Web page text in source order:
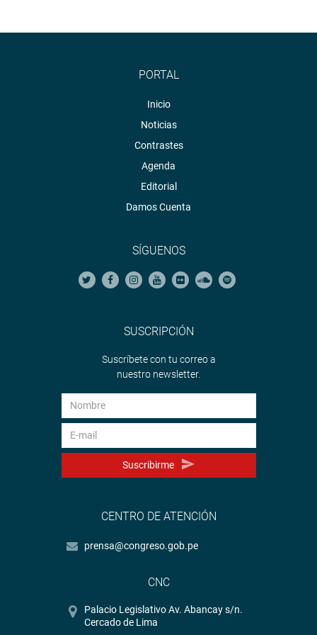
PORTAL
Inicio
Noticias
Contrastes
Agenda
Editorial
Damos Cuenta
SÍGUENOS
SUSCRIPCIÓN
Suscríbete con tu correo a
nuestro newsletter.
Suscribirme
CENTRO DE ATENCIÓN
prensa@congreso.gob.pe
CNC
Palacio Legislativo Av. Abancay s/n.
Cercado de Lima